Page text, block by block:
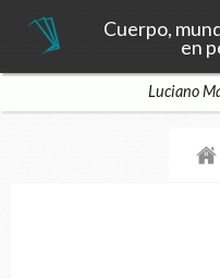
Cuerpo,
en
Luciano